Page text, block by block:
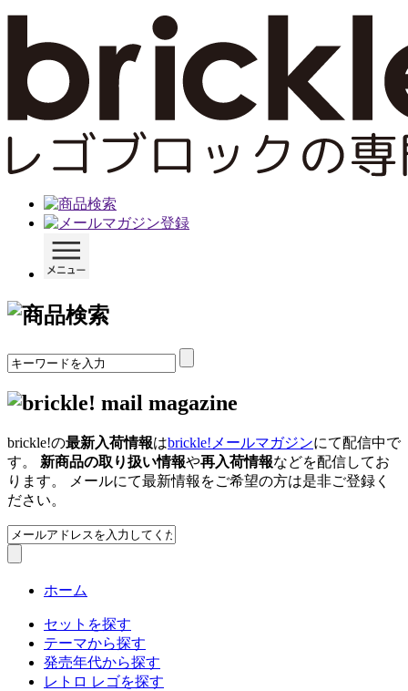
brickle!の最新入荷情報はbrickle!メールマガジンにて配信中で
す。 新商品の取り扱い情報や再入荷情報などを配信してお
ります。 メールにて最新情報をご希望の方は是非ご登録く
ださい。
ホーム
セットを探す
テーマから探す
発売年代から探す
レトロ レゴを探す